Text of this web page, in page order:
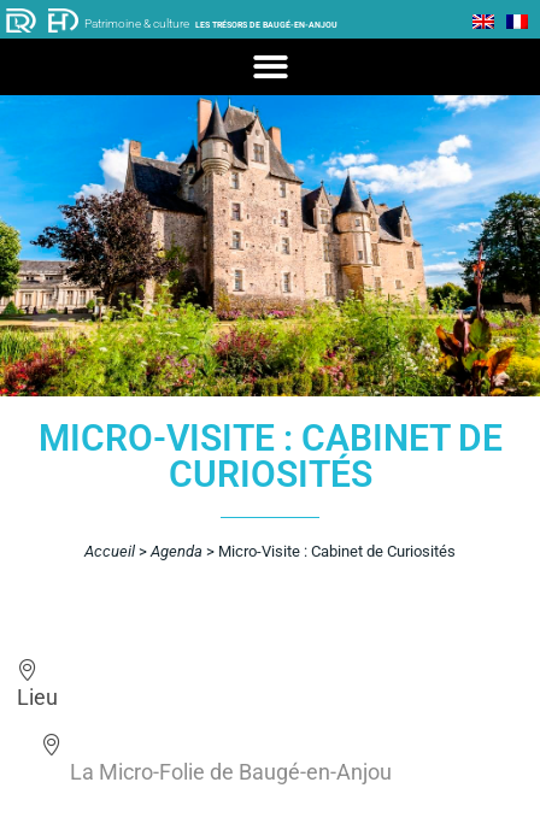
Patrimoine & culture LES TRÉSORS DE BAUGÉ-EN-ANJOU
MICRO-VISITE : CABINET DE
CURIOSITÉS
Accueil > Agenda > Micro-Visite : Cabinet de Curiosités
Lieu
La Micro-Folie de Baugé-en-Anjou